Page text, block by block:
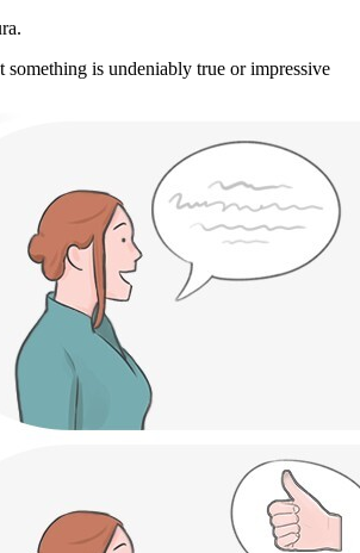
something is undeniably true or impressive